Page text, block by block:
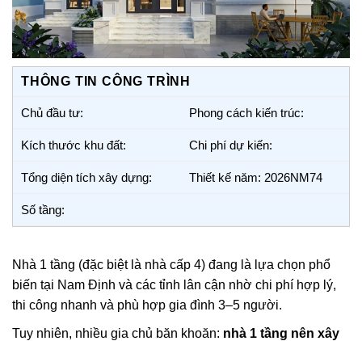
THÔNG TIN CÔNG TRÌNH
Chủ đầu tư: Phong cách kiến trúc:
Kích thước khu đất: Chi phí dự kiến:
Tổng diện tích xây dựng: Thiết kế năm: 2026NM74
Số tầng:
Nhà 1 tầng (đặc biệt là nhà cấp 4) đang là lựa chọn phổ
biến tại Nam Định và các tỉnh lân cận nhờ chi phí hợp lý,
thi công nhanh và phù hợp gia đình 3–5 người.
Tuy nhiên, nhiều gia chủ băn khoăn: nhà 1 tầng nên xây